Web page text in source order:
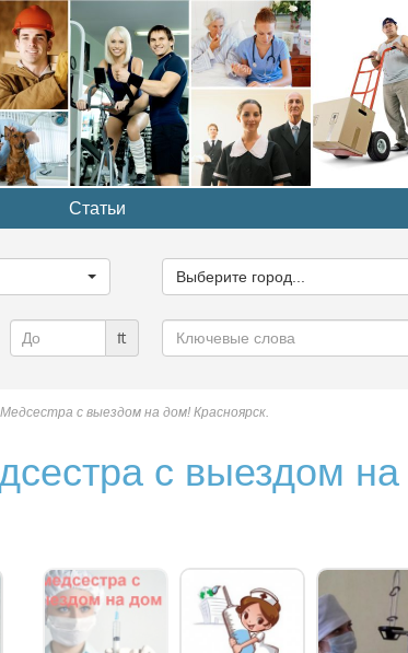
Статьи
город...
Выберите город...
₶
Ключевые
слова
с выездом на дом! Красноярск.
с выездом